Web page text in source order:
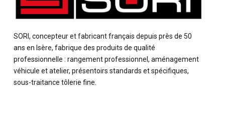
SORI, concepteur et fabricant français depuis près de 50
ans en Isère, fabrique des produits de qualité
professionnelle : rangement professionnel, aménagement
véhicule et atelier, présentoirs standards et spécifiques,
sous-traitance tôlerie fine.